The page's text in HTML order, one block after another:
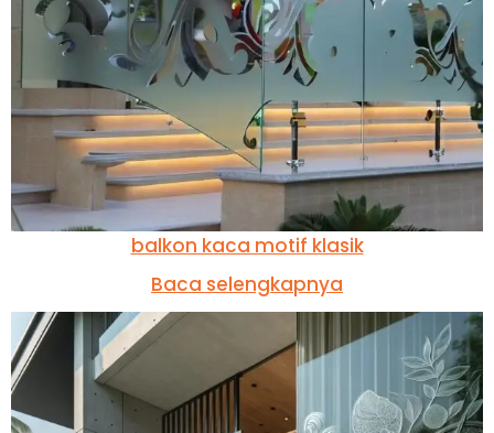
balkon kaca motif klasik
Baca selengkapnya